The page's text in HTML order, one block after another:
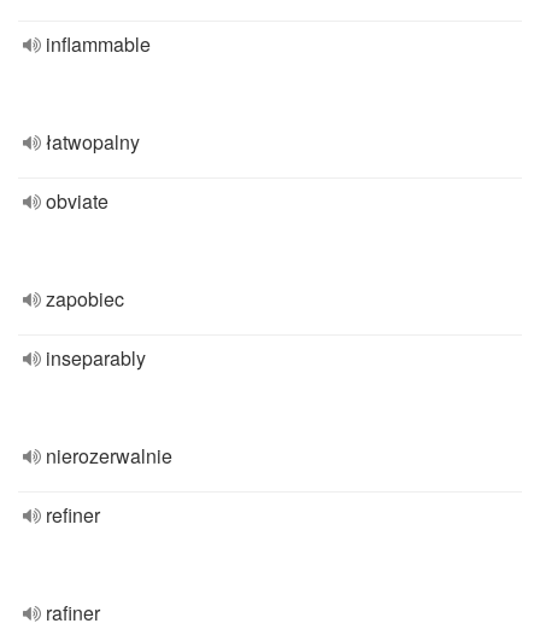
inflammable
łatwopalny
obviate
zapobiec
inseparably
nierozerwalnie
refiner
rafiner